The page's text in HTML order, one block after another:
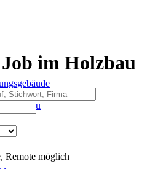
im Holzbau
Remote möglich